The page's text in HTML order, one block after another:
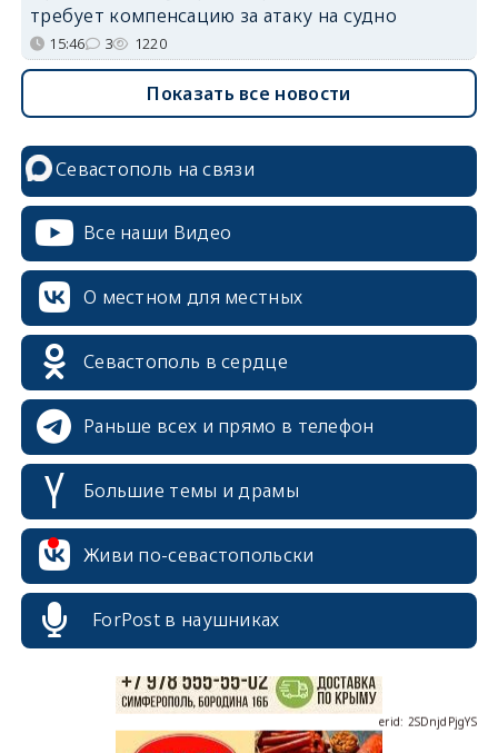
требует компенсацию за атаку на судно
15:46 3 1220
Показать все новости
Севастополь на связи
Все наши Видео
О местном для местных
Севастополь в сердце
Раньше всех и прямо в телефон
Большие темы и драмы
Живи по-севастопольски
ForPost в наушниках
erid: 2SDnjcrDNw6
erid: 2SDnjdPjgYS